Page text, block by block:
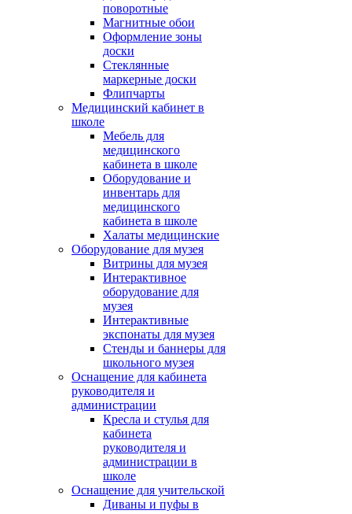
поворотные
Магнитные обои
Оформление зоны
доски
Стеклянные
маркерные доски
Флипчарты
Медицинский кабинет в
школе
Мебель для
медицинского
кабинета в школе
Оборудование и
инвентарь для
медицинского
кабинета в школе
Халаты медицинские
Оборудование для музея
Витрины для музея
Интерактивное
оборудование для
музея
Интерактивные
экспонаты для музея
Стенды и баннеры для
школьного музея
Оснащение для кабинета
руководителя и
администрации
Кресла и стулья для
кабинета
руководителя и
администрации в
школе
Оснащение для учительской
Диваны и пуфы в